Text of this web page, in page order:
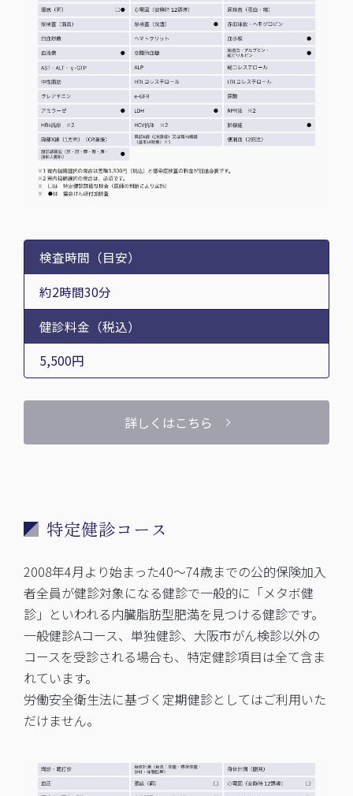
検査時間（目安）
約2時間30分
健診料金（税込）
5,500円
詳しくはこちら
特定健診コース
2008年4月より始まった40～74歳までの公的保険加入
者全員が健診対象になる健診で一般的に「メタボ健
診」といわれる内臓脂肪型肥満を見つける健診です。
一般健診Aコース、単独健診、大阪市がん検診以外の
コースを受診される場合も、特定健診項目は全て含ま
れています。
労働安全衛生法に基づく定期健診としてはご利用いた
だけません。